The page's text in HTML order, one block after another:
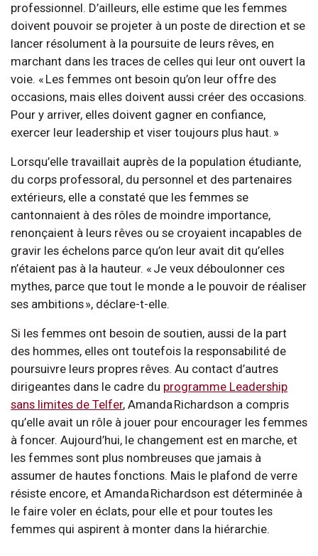
professionnel. D’ailleurs, elle estime que les femmes
doivent pouvoir se projeter à un poste de direction et se
lancer résolument à la poursuite de leurs rêves, en
marchant dans les traces de celles qui leur ont ouvert la
voie. « Les femmes ont besoin qu’on leur offre des
occasions, mais elles doivent aussi créer des occasions.
Pour y arriver, elles doivent gagner en confiance,
exercer leur leadership et viser toujours plus haut. »
Lorsqu’elle travaillait auprès de la population étudiante,
du corps professoral, du personnel et des partenaires
extérieurs, elle a constaté que les femmes se
cantonnaient à des rôles de moindre importance,
renonçaient à leurs rêves ou se croyaient incapables de
gravir les échelons parce qu’on leur avait dit qu’elles
n’étaient pas à la hauteur. « Je veux déboulonner ces
mythes, parce que tout le monde a le pouvoir de réaliser
ses ambitions », déclare-t-elle.
Si les femmes ont besoin de soutien, aussi de la part
des hommes, elles ont toutefois la responsabilité de
poursuivre leurs propres rêves. Au contact d’autres
dirigeantes dans le cadre du programme Leadership
sans limites de Telfer, Amanda Richardson a compris
qu’elle avait un rôle à jouer pour encourager les femmes
à foncer. Aujourd’hui, le changement est en marche, et
les femmes sont plus nombreuses que jamais à
assumer de hautes fonctions. Mais le plafond de verre
résiste encore, et Amanda Richardson est déterminée à
le faire voler en éclats, pour elle et pour toutes les
femmes qui aspirent à monter dans la hiérarchie.